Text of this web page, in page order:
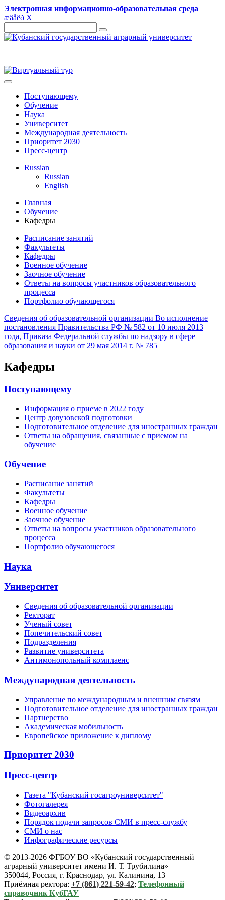
Электронная информационно-образовательная среда
æäåëð X
Поступающему
Обучение
Наука
Университет
Международная деятельность
Приоритет 2030
Пресс-центр
Russian
Russian
English
Главная
Обучение
Кафедры
Расписание занятий
Факультеты
Кафедры
Военное обучение
Заочное обучение
Ответы на вопросы участников образовательного
процесса
Портфолио обучающегося
Сведения об образовательной организации Во исполнение
постановления Правительства РФ № 582 от 10 июля 2013
года, Приказа Федеральной службы по надзору в сфере
образования и науки от 29 мая 2014 г. № 785
Кафедры
Поступающему
Информация о приеме в 2022 году
Центр довузовской подготовки
Подготовительное отделение для иностранных граждан
Ответы на обращения, связанные с приемом на
обучение
Обучение
Расписание занятий
Факультеты
Кафедры
Военное обучение
Заочное обучение
Ответы на вопросы участников образовательного
процесса
Портфолио обучающегося
Наука
Университет
Сведения об образовательной организации
Ректорат
Ученый совет
Попечительский совет
Подразделения
Развитие университета
Антимонопольный комплаенс
Международная деятельность
Управление по международным и внешним связям
Подготовительное отделение для иностранных граждан
Партнерство
Академическая мобильность
Европейское приложение к диплому
Приоритет 2030
Пресс-центр
Газета "Кубанский госагроуниверситет"
Фотогалерея
Видеоархив
Порядок подачи запросов СМИ в пресс-службу
СМИ о нас
Инфографические ресурсы
© 2013-2026 ФГБОУ ВО «Кубанский государственный
аграрный университет имени И. Т. Трубилина»
350044, Россия, г. Краснодар, ул. Калинина, 13
Приёмная ректора: +7 (861) 221-59-42; Телефонный
справочник КубГАУ